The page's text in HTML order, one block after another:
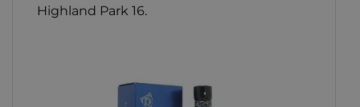
Highland Park 16.